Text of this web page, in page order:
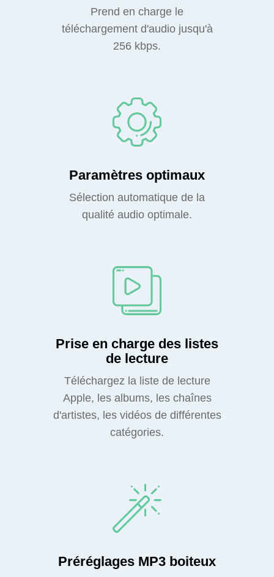
Prend en charge le
téléchargement d'audio jusqu'à
256 kbps.
Paramètres optimaux
Sélection automatique de la
qualité audio optimale.
Prise en charge des listes
de lecture
Téléchargez la liste de lecture
Apple, les albums, les chaînes
d'artistes, les vidéos de différentes
catégories.
Préréglages MP3 boiteux